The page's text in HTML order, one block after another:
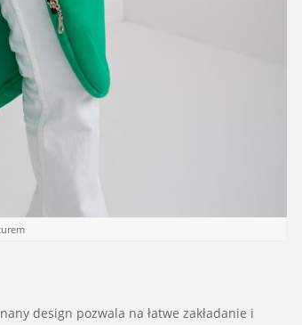
design pozwala na łatwe zakładanie i